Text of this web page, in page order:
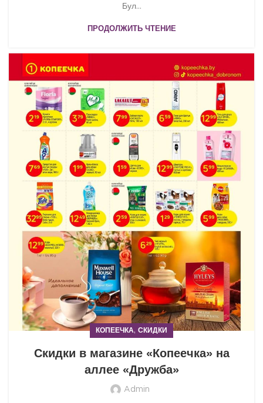
Бул...
ПРОДОЛЖИТЬ ЧТЕНИЕ
КОПЕЕЧКА, СКИДКИ
Скидки в магазине «Копеечка» на
аллее «Дружба»
Admin